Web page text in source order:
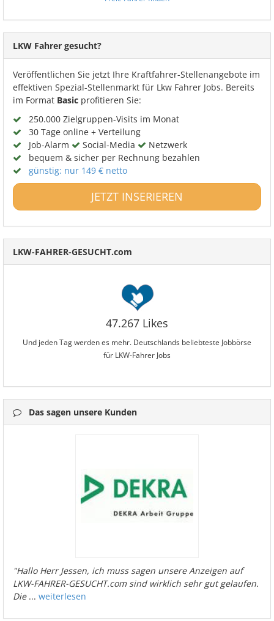
LKW Fahrer gesucht?
Veröffentlichen Sie jetzt Ihre Kraftfahrer-Stellenangebote im
effektiven Spezial-Stellenmarkt für Lkw Fahrer Jobs. Bereits
im Format Basic profitieren Sie:
250.000 Zielgruppen-Visits im Monat
30 Tage online + Verteilung
Job-Alarm
Social-Media
Netzwerk
bequem & sicher per Rechnung bezahlen
günstig: nur 149 € netto
JETZT INSERIEREN
LKW-FAHRER-GESUCHT.com
47.267 Likes
Und jeden Tag werden es mehr. Deutschlands beliebteste Jobbörse
für LKW-Fahrer Jobs
Das sagen unsere Kunden
"Hallo Herr Jessen, ich muss sagen unsere Anzeigen auf
LKW-FAHRER-GESUCHT.com sind wirklich sehr gut gelaufen.
Die... weiterlesen